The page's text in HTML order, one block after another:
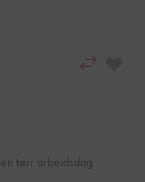
tørr arbeidsdag.